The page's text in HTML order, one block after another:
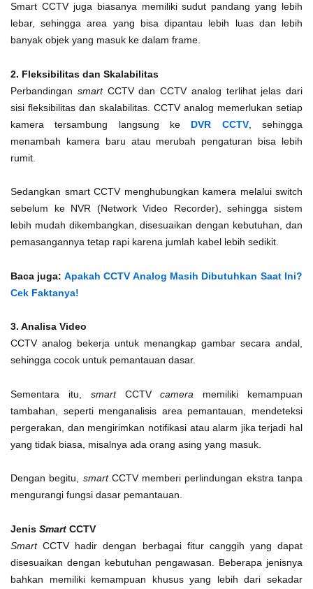
Smart CCTV juga biasanya memiliki sudut pandang yang lebih
lebar, sehingga area yang bisa dipantau lebih luas dan lebih
banyak objek yang masuk ke dalam frame.
2. Fleksibilitas dan Skalabilitas
Perbandingan smart CCTV dan CCTV analog terlihat jelas dari
sisi fleksibilitas dan skalabilitas. CCTV analog memerlukan setiap
kamera tersambung langsung ke DVR CCTV, sehingga
menambah kamera baru atau merubah pengaturan bisa lebih
rumit.
Sedangkan smart CCTV menghubungkan kamera melalui switch
sebelum ke NVR (Network Video Recorder), sehingga sistem
lebih mudah dikembangkan, disesuaikan dengan kebutuhan, dan
pemasangannya tetap rapi karena jumlah kabel lebih sedikit.
Baca juga: Apakah CCTV Analog Masih Dibutuhkan Saat Ini?
Cek Faktanya!
3. Analisa Video
CCTV analog bekerja untuk menangkap gambar secara andal,
sehingga cocok untuk pemantauan dasar.
Sementara itu, smart CCTVcamera memiliki kemampuan
tambahan, seperti menganalisis area pemantauan, mendeteksi
pergerakan, dan mengirimkan notifikasi atau alarm jika terjadi hal
yang tidak biasa, misalnya ada orang asing yang masuk.
Dengan begitu, smart CCTV memberi perlindungan ekstra tanpa
mengurangi fungsi dasar pemantauan.
Jenis Smart CCTV
SmartCCTV hadir dengan berbagai fitur canggih yang dapat
disesuaikan dengan kebutuhan pengawasan. Beberapa jenisnya
bahkan memiliki kemampuan khusus yang lebih dari sekadar